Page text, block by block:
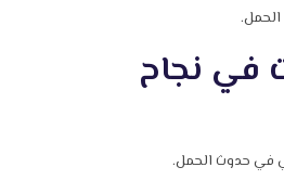
في نجاح
في حدوث الحمل.